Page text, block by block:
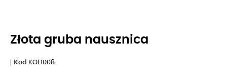
Złota gruba nausznica
Kod KOL1008